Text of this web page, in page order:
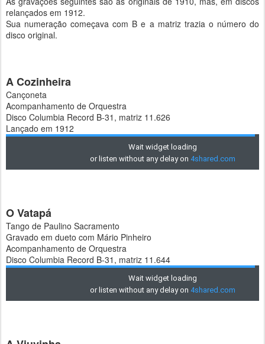
relançados em 1912.
Sua numeração começava com B e a matriz trazia o número do
disco original.
A Cozinheira
Cançoneta
Acompanhamento de Orquestra
Disco Columbia Record B-31, matriz 11.626
Lançado em 1912
O Vatapá
Tango de Paulino Sacramento
Gravado em dueto com Mário Pinheiro
Acompanhamento de Orquestra
Disco Columbia Record B-31, matriz 11.644